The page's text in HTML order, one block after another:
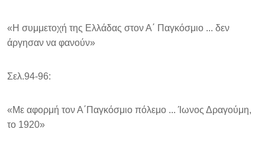
«Η συμμετοχή της Ελλάδας στον Α΄ Παγκόσμιο ... δεν
άργησαν να φανούν»
Σελ.94-96:
«Με αφορμή τον Α΄Παγκόσμιο πόλεμο ... Ίωνος Δραγούμη,
το 1920»